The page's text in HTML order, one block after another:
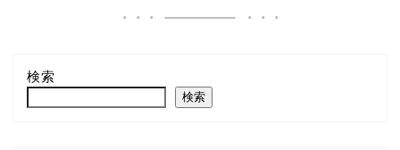
検索
検索